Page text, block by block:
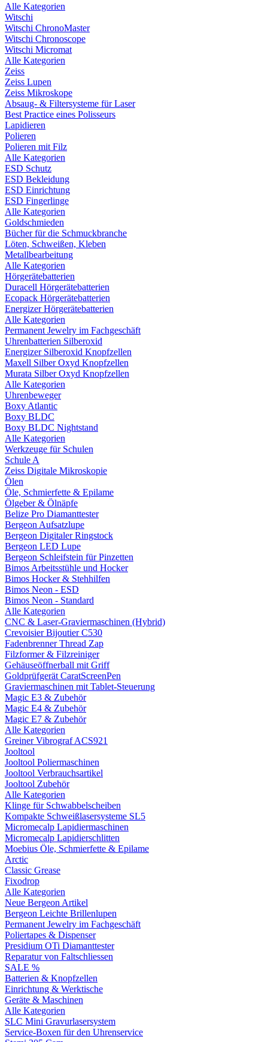
Alle Kategorien
Witschi
Witschi ChronoMaster
Witschi Chronoscope
Witschi Micromat
Alle Kategorien
Zeiss
Zeiss Lupen
Zeiss Mikroskope
Absaug- & Filtersysteme für Laser
Best Practice eines Polisseurs
Lapidieren
Polieren
Polieren mit Filz
Alle Kategorien
ESD Schutz
ESD Bekleidung
ESD Einrichtung
ESD Fingerlinge
Alle Kategorien
Goldschmieden
Bücher für die Schmuckbranche
Löten, Schweißen, Kleben
Metallbearbeitung
Alle Kategorien
Hörgerätebatterien
Duracell Hörgerätebatterien
Ecopack Hörgerätebatterien
Energizer Hörgerätebatterien
Alle Kategorien
Permanent Jewelry im Fachgeschäft
Uhrenbatterien Silberoxid
Energizer Silberoxid Knopfzellen
Maxell Silber Oxyd Knopfzellen
Murata Silber Oxyd Knopfzellen
Alle Kategorien
Uhrenbeweger
Boxy Atlantic
Boxy BLDC
Boxy BLDC Nightstand
Alle Kategorien
Werkzeuge für Schulen
Schule A
Zeiss Digitale Mikroskopie
Ölen
Öle, Schmierfette & Epilame
Ölgeber & Ölnäpfe
Belize Pro Diamanttester
Bergeon Aufsatzlupe
Bergeon Digitaler Ringstock
Bergeon LED Lupe
Bergeon Schleifstein für Pinzetten
Bimos Arbeitsstühle und Hocker
Bimos Hocker & Stehhilfen
Bimos Neon - ESD
Bimos Neon - Standard
Alle Kategorien
CNC & Laser-Graviermaschinen (Hybrid)
Crevoisier Bijoutier C530
Fadenbrenner Thread Zap
Filzformer & Filzreiniger
Gehäuseöffnerball mit Griff
Goldprüfgerät CaratScreenPen
Graviermaschinen mit Tablet-Steuerung
Magic E3 & Zubehör
Magic E4 & Zubehör
Magic E7 & Zubehör
Alle Kategorien
Greiner Vibrograf ACS921
Jooltool
Jooltool Poliermaschinen
Jooltool Verbrauchsartikel
Jooltool Zubehör
Alle Kategorien
Klinge für Schwabbelscheiben
Kompakte Schweißlasersysteme SL5
Micromecalp Lapidiermaschinen
Micromecalp Lapidierschlitten
Moebius Öle, Schmierfette & Epilame
Arctic
Classic Grease
Fixodrop
Alle Kategorien
Neue Bergeon Artikel
Bergeon Leichte Brillenlupen
Permanent Jewelry im Fachgeschäft
Poliertapes & Dispenser
Presidium OTi Diamanttester
Reparatur von Faltschliessen
SALE %
Batterien & Knopfzellen
Einrichtung & Werktische
Geräte & Maschinen
Alle Kategorien
SLC Mini Gravurlasersystem
Service-Boxen für den Uhrenservice